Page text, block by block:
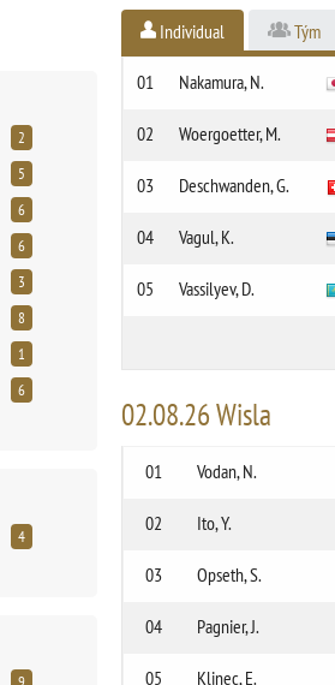
2
5
6
6
3
8
1
6
4
Individual Tým
01 Nakamura, N.
02 Woergoetter, M.
03 Deschwanden, G.
04 Vagul, K.
05 Vassilyev, D.
02.08.26 Wisla
01 Vodan, N.
02 Ito, Y.
03 Opseth, S.
04 Pagnier, J.
05 Klinec, E.